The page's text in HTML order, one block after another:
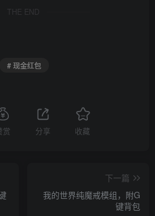
THE END
# 现金红包
赏 分享 收藏
下一篇
我的世界纯魔戒模组，附G
键背包